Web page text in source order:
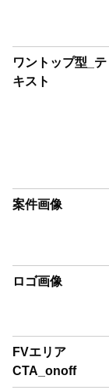
ワントップ型_テ
キスト
案件画像
ロゴ画像
FVエリア
CTA_onoff